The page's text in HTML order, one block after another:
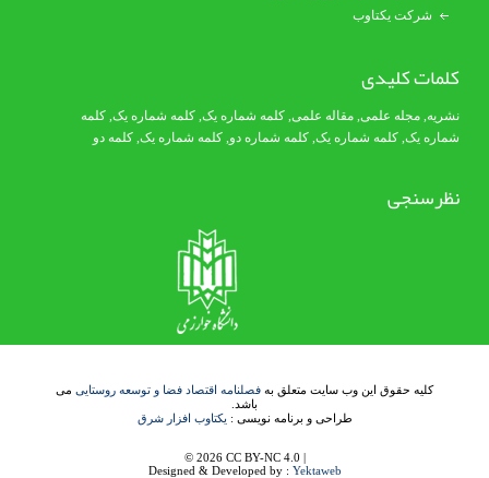
شرکت یکتاوب
کلمات کلیدی
نشریه ,مجله علمی,مقاله علمی,کلمه شماره یک, کلمه شماره یک,کلمه
شماره یک,کلمه شماره یک, کلمه شماره دو, کلمه شماره یک,کلمه دو
نظرسنجی
کلیه حقوق این وب سایت متعلق به فصلنامه اقتصاد فضا و توسعه روستاییمی
باشد.
طراحی و برنامه نویسی : یکتاوب افزار شرق
© 2026 CC BY-NC 4.0 |
Designed & Developed by :Yektaweb